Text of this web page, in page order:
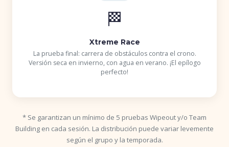
🏁
Xtreme Race
La prueba final: carrera de obstáculos contra el crono.
Versión seca en invierno, con agua en verano. ¡El epílogo
perfecto!
* Se garantizan un mínimo de 5 pruebas Wipeout y/o Team
Building en cada sesión. La distribución puede variar levemente
según el grupo y la temporada.